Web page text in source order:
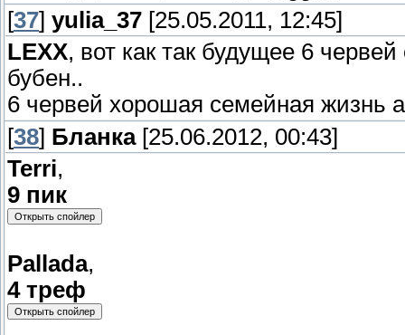
[37] yulia_37 [25.05.2011, 12:45]
LEXX, вот как так будущее 6
бубен..
6 червей хорошая семейная жизнь
[38] Бланка[25.06.2012, 00:43]
Terri,
9 пик
Pallada,
4 треф